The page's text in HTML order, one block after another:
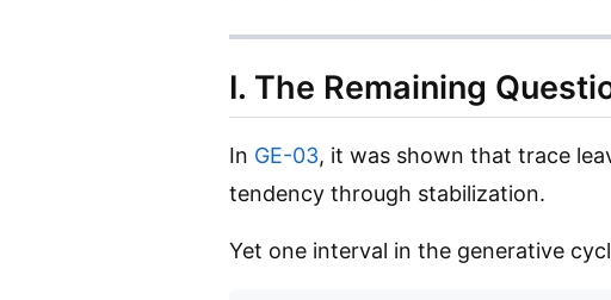
I. The Remaining
In GE-03, it was shown that trace
tendency through stabilization.
Yet one interval in the generative